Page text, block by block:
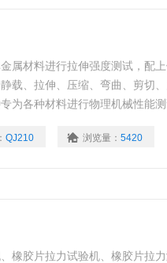
属材料进行拉伸强度测试，配
载、拉伸、压缩、弯曲、剪切
为各种材料进行物理机械性能
QJ210 浏览量： 5420
橡胶片拉力试验机、橡胶片拉力